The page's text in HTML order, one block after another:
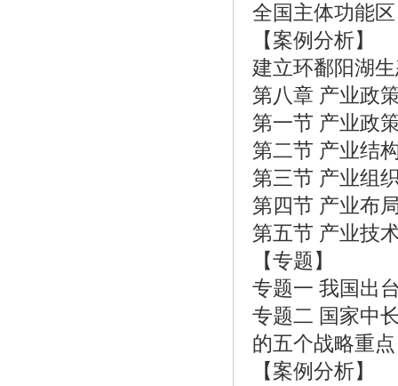
全国主体功能区
【案例分析】
建立环鄱阳湖
第八章 产业政
第一节 产业政
第二节 产业结
第三节 产业组
第四节 产业布
第五节 产业技
【专题】
专题一 我国出
专题二 国家中
的五个战略重点
【案例分析】